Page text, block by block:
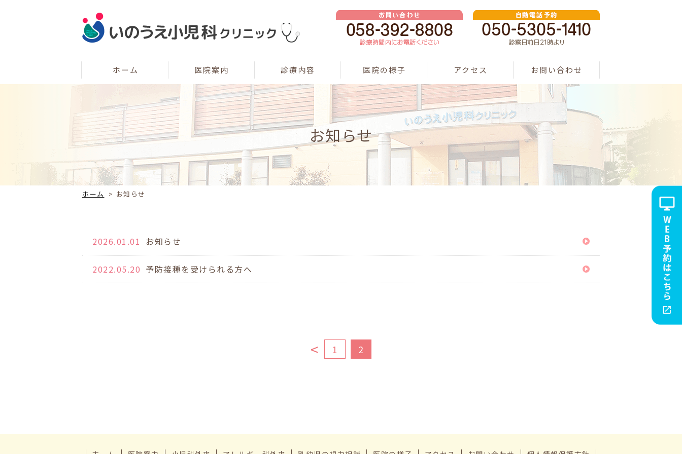
ホーム 医院案内 診療内容 医院の様子 アクセス お問い合わせ
お知らせ
ホーム > お知らせ
2026.01.01 お知らせ
2022.05.20 予防接種を受けられる方へ
< 1 2